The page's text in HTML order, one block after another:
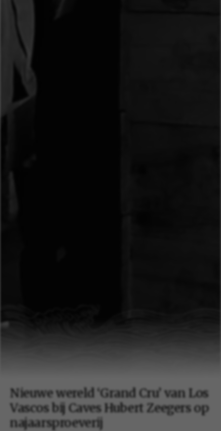
Nieuwe wereld ‘Grand Cru’ van Los
Vascos bij Caves Hubert Zeegers op
najaarsproeverij